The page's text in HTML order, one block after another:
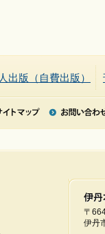
出版（自費出版）
〒
伊丹